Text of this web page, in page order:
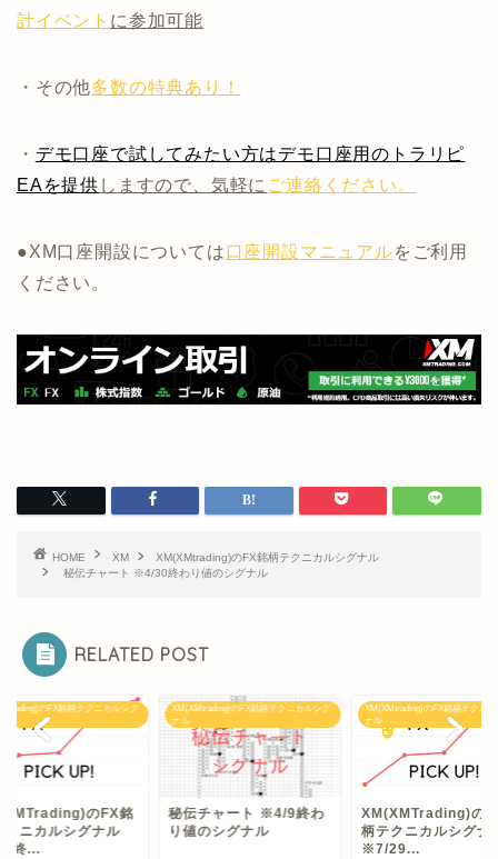
計イベント に参加可能
・その他多数の特典あり！
・ デモ口座で試してみたい方はデモ口座用のトラリピ
EAを提供 しますので、気軽に ご連絡ください。
●XM口座開設については口座開設マニュアルをご利用
ください。
HOME XM
XM(XMtrading)のFX銘柄テクニカルシグナル
秘伝チャート ※4/30終わり値のシグナル
RELATED POST
のFX銘柄テクニカルシグ
のFX銘
クニカルシグナル
終...
XM(XMtrading)のFX銘柄テクニカルシグ
ナル
秘伝チャート ※4/9終わ
り値のシグナル
XM(XMtrading)のFX銘柄テクニ
ナル
XM(XMTrading)の
柄テクニカルシグ
※7/29...